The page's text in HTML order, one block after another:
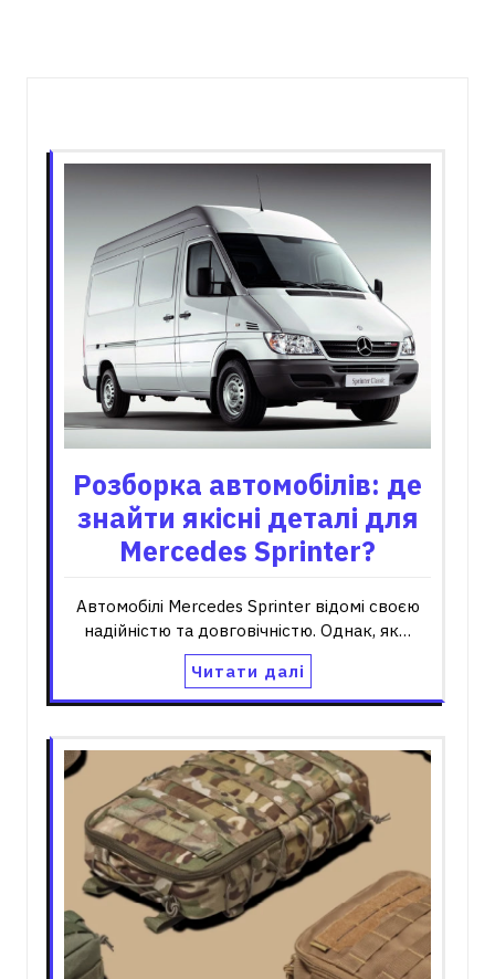
Розборка автомобілів: де
знайти якісні деталі для
Mercedes Sprinter?
Автомобілі Mercedes Sprinter відомі своєю
надійністю та довговічністю. Однак, як…
Читати далі